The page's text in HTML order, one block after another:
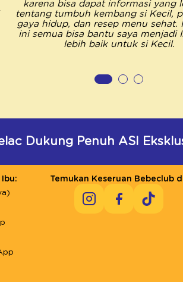
karena bisa dapat informasi yang
tentang tumbuh kembang si Kecil,
gaya hidup, dan resep menu sehat.
ini semua bisa bantu saya menjadi
lebih baik untuk si Kecil.
Dukung Penuh ASI
Temukan Keseruan Bebeclub